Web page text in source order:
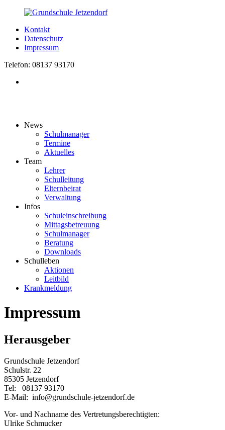
Kontakt
Datenschutz
Impressum
Telefon: 08137 93170
News
Schulmanager
Termine
Aktuelles
Team
Lehrer
Schulleitung
Elternbeirat
Verwaltung
Infos
Schuleinschreibung
Mittagsbetreuung
Schulmanager
Beratung
Downloads
Schulleben
Aktionen
Leitbild
Krankmeldung
Impressum
Herausgeber
Grundschule Jetzendorf
Schulstr. 22
85305 Jetzendorf
Tel: 08137 93170
E-Mail: info@grundschule-jetzendorf.de
Vor- und Nachname des Vertretungsberechtigten:
Ulrike Schmucker